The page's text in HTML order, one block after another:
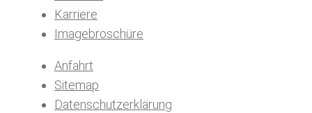
Karriere
Imagebroschüre
Anfahrt
Sitemap
Datenschutzerklärung